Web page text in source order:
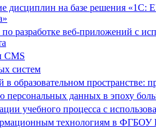
дисциплин на базе решения «1С:
разработке веб-приложений с
CMS
систем
в образовательном пространстве:
персональных данных в эпоху
учебного процесса с
технологиям в